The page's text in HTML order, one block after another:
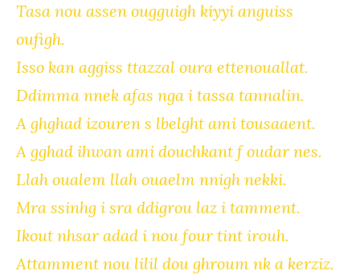
Tasa nou assen ougguigh kiyyi anguiss
oufigh.
Isso kan aggiss ttazzal oura ettenouallat.
Ddimma nnek afas nga i tassa tannalin.
A ghghad izouren s lbelght ami tousaaent.
A gghad ihwan ami douchkant f oudar nes.
Llah oualem llah ouaelm nnigh nekki.
Mra ssinhg i sra ddigrou laz i tamment.
Ikout nhsar adad i nou four tint irouh.
Attamment nou lilil dou ghroum nk a kerziz.